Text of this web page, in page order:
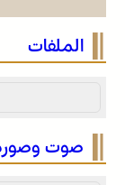
وادي زم .. مبادرة
الشهداء بعد
الملفات
صوت